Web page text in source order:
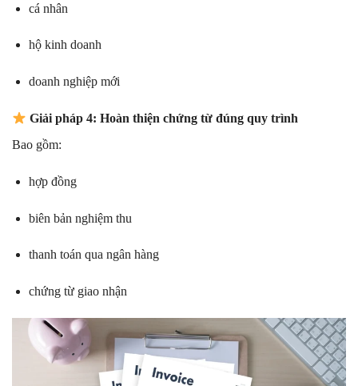
cá nhân
hộ kinh doanh
doanh nghiệp mới
Giải pháp 4: Hoàn thiện chứng từ đúng quy trình
Bao gồm:
hợp đồng
biên bản nghiệm thu
thanh toán qua ngân hàng
chứng từ giao nhận